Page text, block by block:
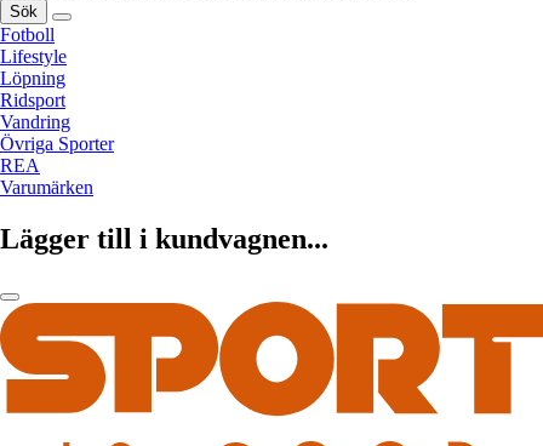
Sök
Fotboll
Lifestyle
Löpning
Ridsport
Vandring
Övriga Sporter
REA
Varumärken
Lägger till i kundvagnen...